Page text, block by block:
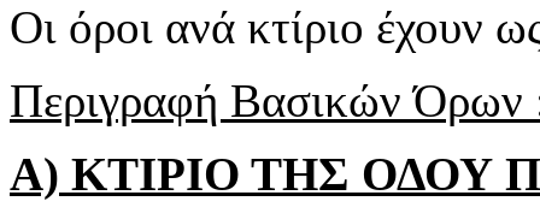
Οι όροι ανά κτίριο έχουν
Περιγραφή Βασικών Όρων
Α) ΚΤΙΡΙΟ ΤΗΣ ΟΔΟΥ